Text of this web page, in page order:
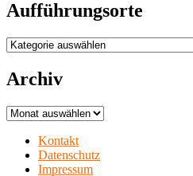
Aufführungsorte
Aufführungsorte
Archiv
Archiv
Kontakt
Datenschutz
Impressum